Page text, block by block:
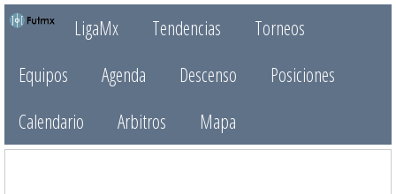
LigaMx Tendencias
Torneos
Equipos
Agenda Descenso
Posiciones
Calendario
Arbitros Mapa